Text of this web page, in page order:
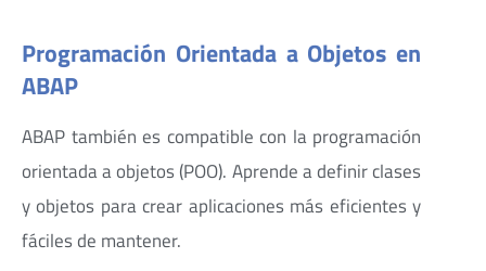
Programación Orientada a Objetos en
ABAP
ABAP también es compatible con la programación
orientada a objetos (POO). Aprende a definir clases
y objetos para crear aplicaciones más eficientes y
fáciles de mantener.